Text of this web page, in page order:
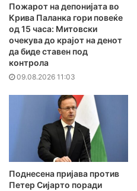
Пожарот на депонијата во
Крива Паланка гори повеќе
од 15 часа: Митовски
очекува до крајот на денот
да биде ставен под
контрола
09.08.2026 11:03
Поднесена пријава против
Петер Сијарто поради